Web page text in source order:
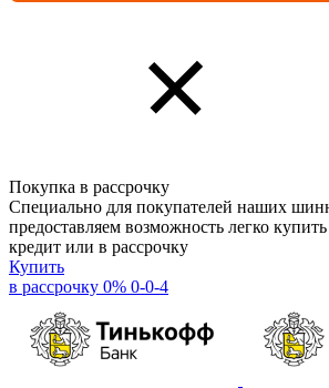
Покупка в рассрочку
Специально для покупателей наших
предоставляем возможность легко
кредит или в рассрочку
Купить
в рассрочку 0% 0-0-4